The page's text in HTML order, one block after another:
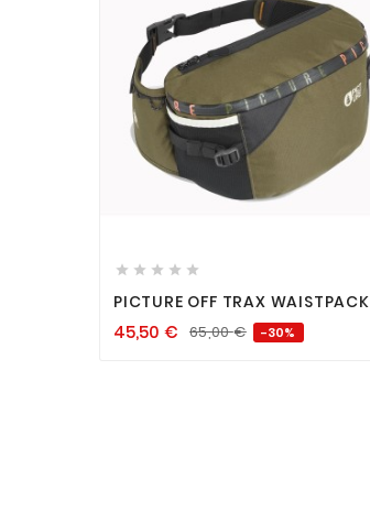
    
PICTURE OFF TRAX WAISTPACK
45,50 € 65,00€ -30%